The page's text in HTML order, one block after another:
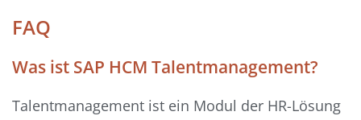
FAQ
Was ist SAP HCM Talentmanagement?
Talentmanagement ist ein Modul der HR-Lösung